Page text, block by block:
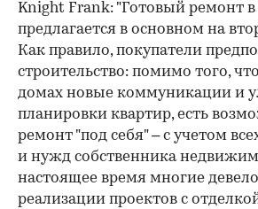
Knight Frank: "Готовый ремонт
предлагается в основном на
Как правило, покупатели
строительство: помимо того,
домах новые коммуникации и
планировки квартир, есть
ремонт "под себя" – с учетом
и нужд собственника
настоящее время многие
реализации проектов с